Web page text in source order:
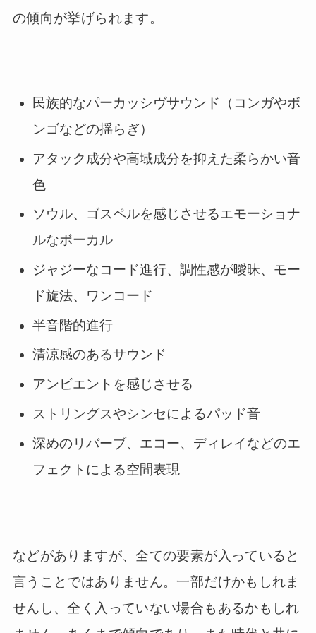
の傾向が挙げられます。
民族的なパーカッシヴサウンド（コンガやボ
ンゴなどの揺らぎ）
アタック成分や高域成分を抑えた柔らかい音
色
ソウル、ゴスペルを感じさせるエモーショナ
ルなボーカル
ジャジーなコード進行、調性感が曖昧、モー
ド旋法、ワンコード
半音階的進行
清涼感のあるサウンド
アンビエントを感じさせる
ストリングスやシンセによるパッド音
深めのリバーブ、エコー、ディレイなどのエ
フェクトによる空間表現
などがありますが、全ての要素が入っていると
言うことではありません。一部だけかもしれま
せんし、全く入っていない場合もあるかもしれ